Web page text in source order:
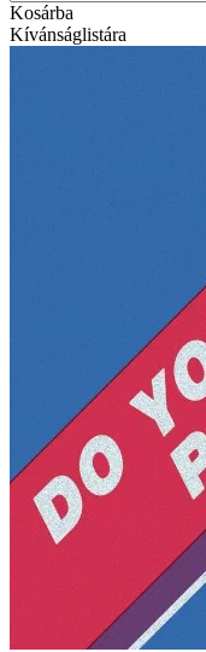
Kosárba
Kívánságlistára